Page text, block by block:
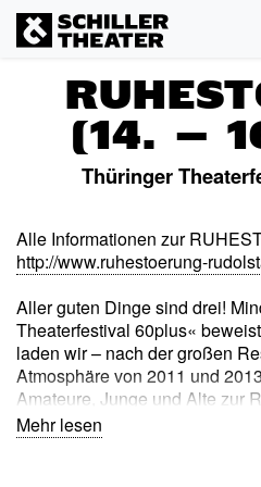
(14. –
Thüringer
Alle Informationen zur
http://www.ruhestoerung-
Aller guten Dinge sind drei!
Theaterfestival 60plus«
laden wir – nach der großen
Atmosphäre von 2011 und
Amateure, Junge und Alte zur
Rudolstadt ein. Zu Pfingsten,
2016, geht die
Mehr lesen